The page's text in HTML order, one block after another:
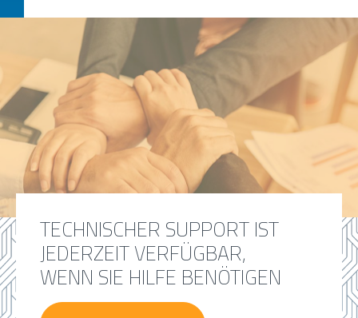
TECHNISCHER SUPPORT IST
JEDERZEIT VERFÜGBAR,
WENN SIE HILFE BENÖTIGEN